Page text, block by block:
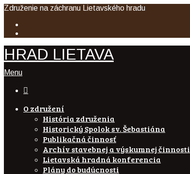
Združenie na záchranu Lietavského hradu
HRAD LIETAVA
Menu

O združení
História združenia
Historický Spolok sv. Šebastiána
Publikačná činnosť
Archív stavebnej a výskumnej činnosti
Lietavská hradná konferencia
Plány do budúcnosti